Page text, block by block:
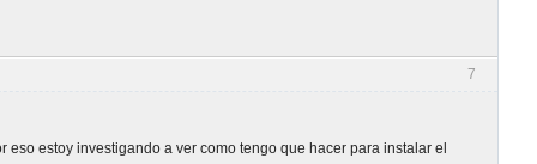
7
estoy investigando a ver como tengo que hacer para instalar el